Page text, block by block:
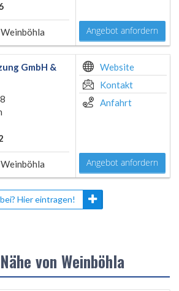
Angebot anfordern
GmbH &
Website
Kontakt
Anfahrt
Angebot anfordern
Hier eintragen!
von Weinböhla